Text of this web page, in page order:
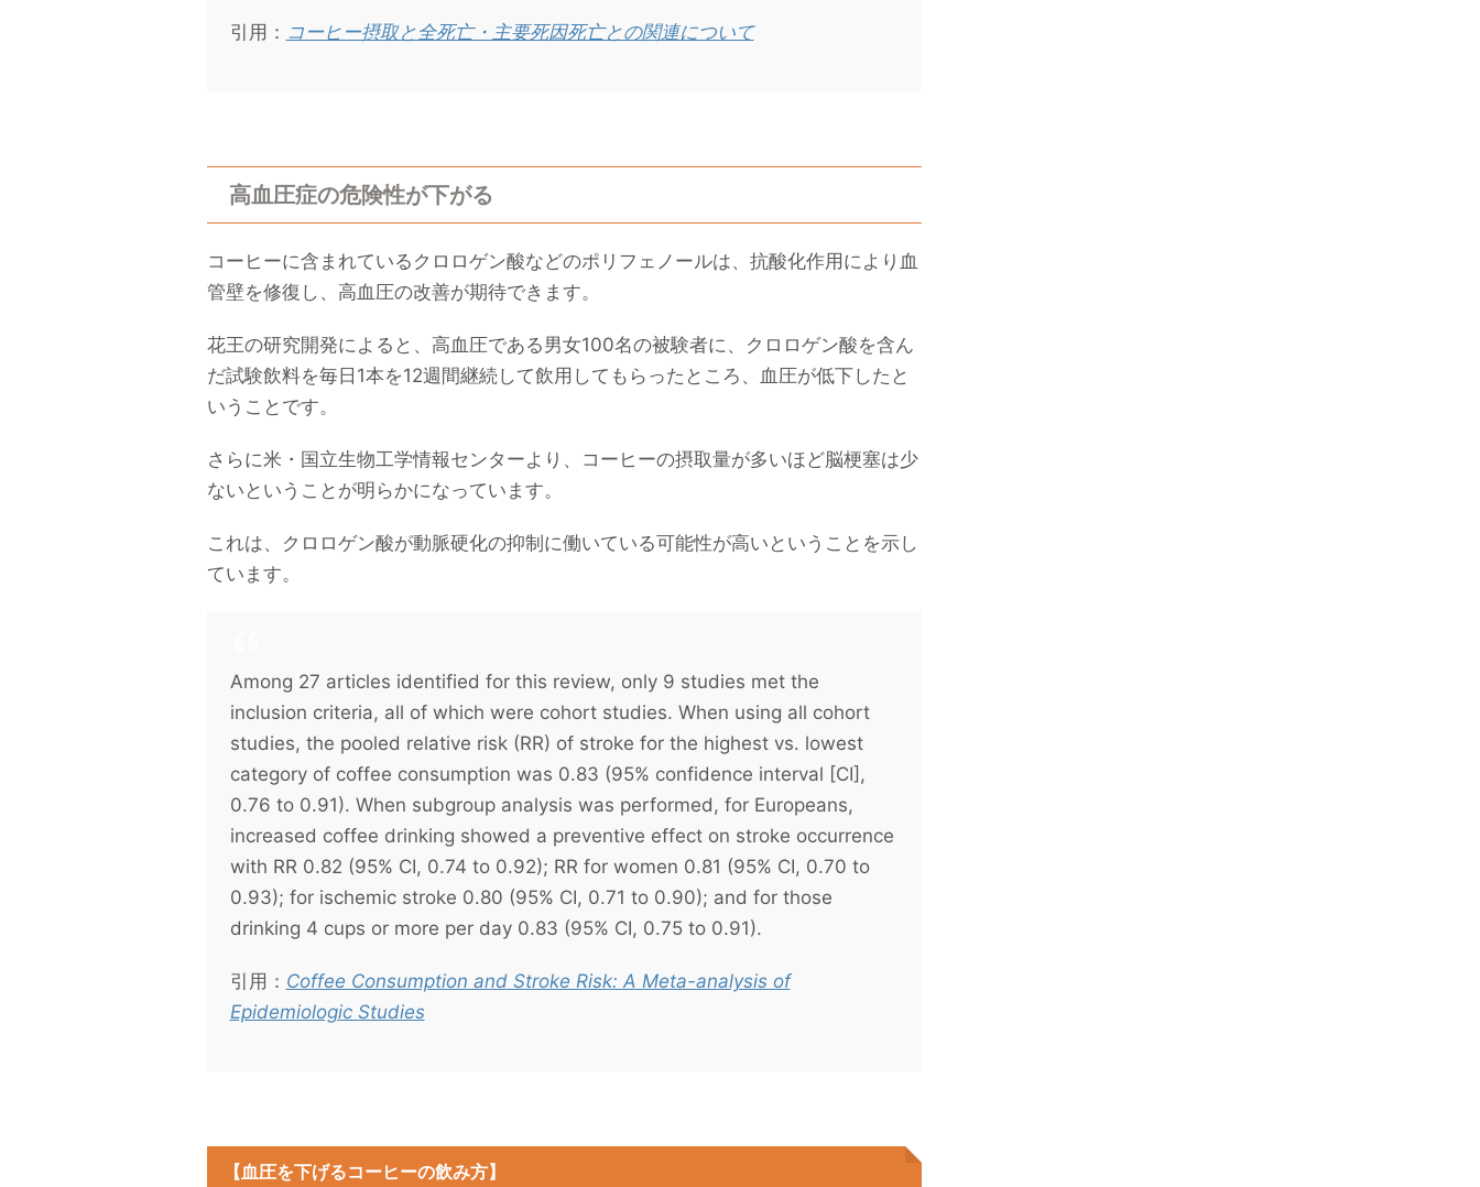
引用： コーヒー摂取と全死亡・主要死因死亡との関連について
高血圧症の危険性が下がる
コーヒーに含まれているクロロゲン酸などのポリフェノールは、抗酸化作用により血
管壁を修復し、高血圧の改善が期待できます。
花王の研究開発によると、高血圧である男女100名の被験者に、クロロゲン酸を含ん
だ試験飲料を毎日1本を12週間継続して飲用してもらったところ、血圧が低下したと
いうことです。
さらに米・国立生物工学情報センターより、コーヒーの摂取量が多いほど脳梗塞は少
ないということが明らかになっています。
これは、クロロゲン酸が動脈硬化の抑制に働いている可能性が高いということを示し
ています。
Among 27 articles identified for this review, only 9 studies met the
inclusion criteria, all of which were cohort studies. When using all cohort
studies, the pooled relative risk (RR) of stroke for the highest vs. lowest
category of coffee consumption was 0.83 (95% confidence interval [CI],
0.76 to 0.91). When subgroup analysis was performed, for Europeans,
increased coffee drinking showed a preventive effect on stroke occurrence
with RR 0.82 (95% CI, 0.74 to 0.92); RR for women 0.81 (95% CI, 0.70 to
0.93); for ischemic stroke 0.80 (95% CI, 0.71 to 0.90); and for those
drinking 4 cups or more per day 0.83 (95% CI, 0.75 to 0.91).
引用： Coffee Consumption and Stroke Risk: A Meta-analysis of
Epidemiologic Studies
【血圧を下げるコーヒーの飲み方】